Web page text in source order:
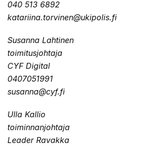
040 513 6892
katariina.torvinen@ukipolis.fi
Susanna Lahtinen
toimitusjohtaja
CYF Digital
0407051991
susanna@cyf.fi
Ulla Kallio
toiminnanjohtaja
Leader Ravakka